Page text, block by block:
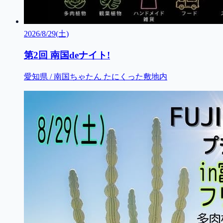
2026/8/29(土)
第2回 南国deナイト!
愛知県 / 南国ちゃたん たにくった敷地内